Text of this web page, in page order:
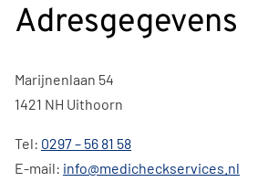
Adresgegevens
Marijnenlaan 54
1421 NH Uithoorn
Tel: 0297 – 56 81 58
E-mail: info@medicheckservices.nl